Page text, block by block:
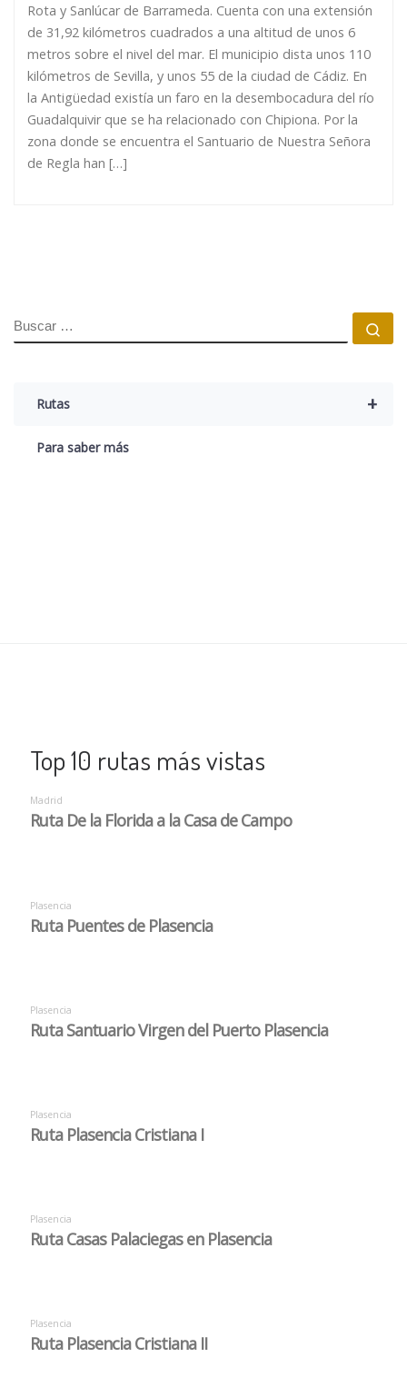
Rota y Sanlúcar de Barrameda. Cuenta con una extensión
de 31,92 kilómetros cuadrados a una altitud de unos 6
metros sobre el nivel del mar. El municipio dista unos 110
kilómetros de Sevilla, y unos 55 de la ciudad de Cádiz. En
la Antigüedad existía un faro en la desembocadura del río
Guadalquivir que se ha relacionado con Chipiona. Por la
zona donde se encuentra el Santuario de Nuestra Señora
de Regla han […]
BUSCAR
+
Rutas
Para saber más
Top 10 rutas más vistas